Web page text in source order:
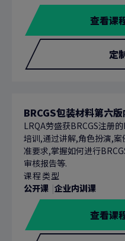
查看课
定
BRCGS包装材料第六
LRQA劳盛获BRCGS注册
培训,通过讲解,角色扮演,
准要求,掌握如何进行
审核报告等.
课程类型
公开课 企业内训课
查看课